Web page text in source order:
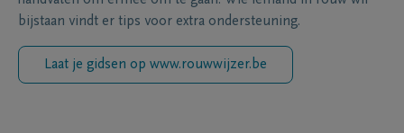
bijstaan vindt er tips voor extra ondersteuning.
Laat je gidsen op www.rouwwijzer.be